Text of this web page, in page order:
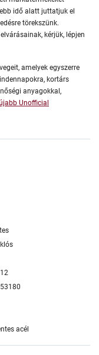
idő alatt juttatjuk el
törekszünk.
kérjük, lépjen
amelyek egyszerre
kortárs
anyagokkal,
Unofficial
acél